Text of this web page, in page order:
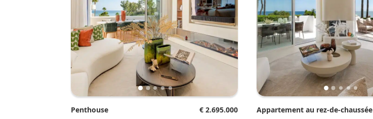
Penthouse € 2.695.000 Appartement au rez-de-chaussée